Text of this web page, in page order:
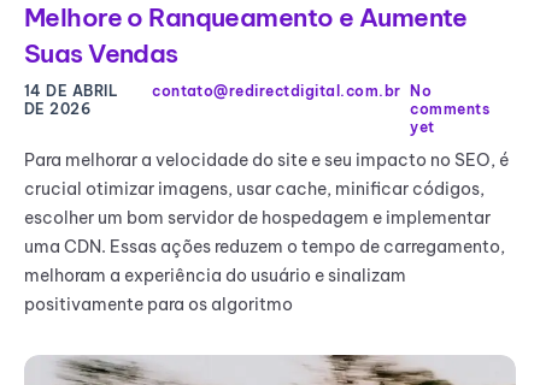
Melhore o Ranqueamento e Aumente
Suas Vendas
14 DE ABRIL
DE 2026
contato@redirectdigital.com.br
No
comments
yet
Para melhorar a velocidade do site e seu impacto no SEO, é
crucial otimizar imagens, usar cache, minificar códigos,
escolher um bom servidor de hospedagem e implementar
uma CDN. Essas ações reduzem o tempo de carregamento,
melhoram a experiência do usuário e sinalizam
positivamente para os algoritmo